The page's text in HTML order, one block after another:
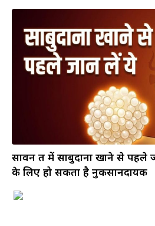
सावन व्रत में साबुदाना खाने से
के लिए हो सकता है नुकसानदायक